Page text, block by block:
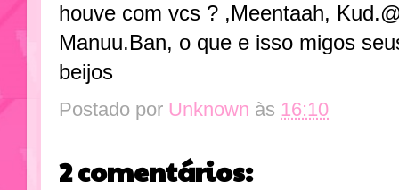
houve com vcs ? ,Meentaah,
Manuu.Ban, o que e isso migos
beijos
Postado por Unknown às 16:10
2 comentários: